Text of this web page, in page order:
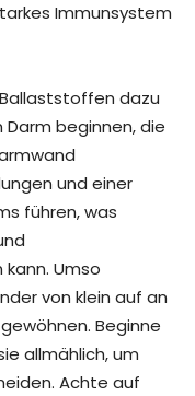
Immunsystem
dazu
Darm beginnen, die
und einer
führen, was
Umso
von klein auf an
Beginne
allmählich, um
Achte auf